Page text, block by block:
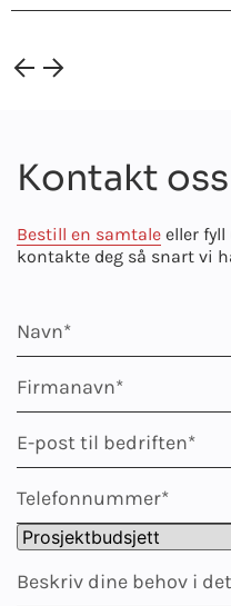
Kontakt oss
Bestill en samtale eller
kontakte deg så snart vi